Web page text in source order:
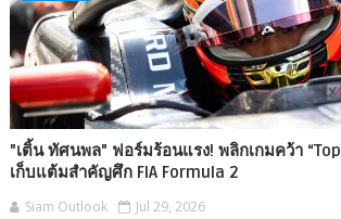
"เติ้น ทัศนพล" ฟอร์มร้อนแรง! พลิกเกมคว้า “Top
เก็บแต้มสำคัญศึก FIA Formula 2
Siam Outlook Jul 29, 2026